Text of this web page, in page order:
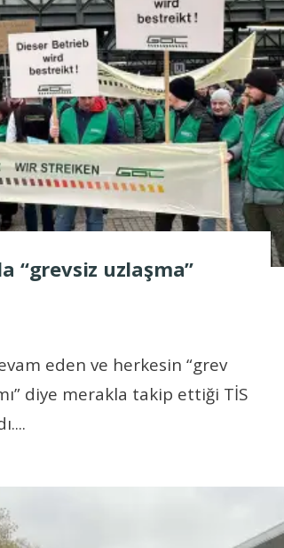
“grevsiz uzlaşma”
eden ve herkesin “grev
diye merakla takip ettiği TİS
...